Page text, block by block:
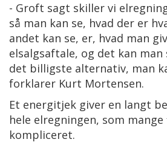
- Groft sagt skiller vi
så man kan se, hvad der er
andet kan se, er, hvad man
elsalgsaftale, og det kan
det billigste alternativ, man
forklarer Kurt Mortensen.
Et energitjek giver en langt
hele elregningen, som
kompliceret.